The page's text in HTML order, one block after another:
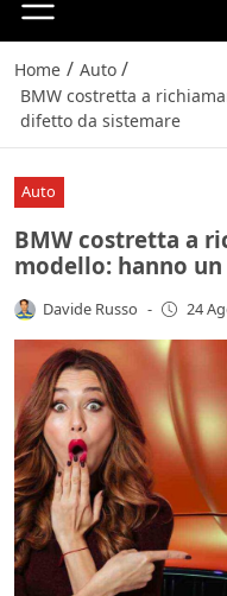
Home / Auto /
BMW costretta a
difetto da sistemare
Auto
BMW costretta a
modello: hanno
Davide Russo - 24